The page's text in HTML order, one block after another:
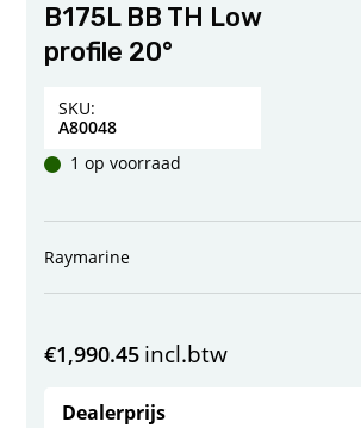
B175L BB TH Low
profile 20°
SKU:
A80048
1 op voorraad
Raymarine
€1,990.45 incl.btw
Dealerprijs